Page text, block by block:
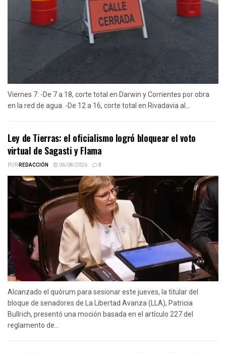
Viernes 7: -De 7 a 18, corte total en Darwin y Corrientes por obra
en la red de agua. -De 12 a 16, corte total en Rivadavia al...
Ley de Tierras: el oficialismo logró bloquear el voto
virtual de Sagasti y Flama
PORREDACCIÓN 06/08/2026 0
Alcanzado el quórum para sesionar este jueves, la titular del
bloque de senadores de La Libertad Avanza (LLA), Patricia
Bullrich, presentó una moción basada en el artículo 227 del
reglamento de...